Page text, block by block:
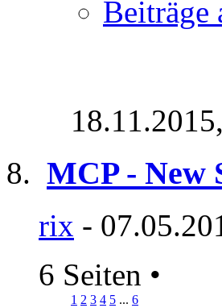
Beiträge
18.11.2015,
MCP - New
rix -
6 Seiten •
1 2 3 4 5 ... 6